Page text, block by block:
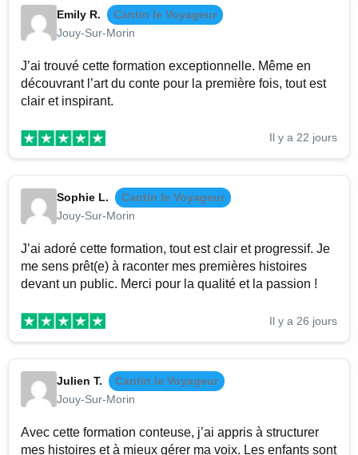
Emily R.
Cantin le Voyageur
Jouy-Sur-Morin
J’ai trouvé cette formation exceptionnelle. Même en
découvrant l’art du conte pour la première fois, tout est
clair et inspirant.
Il y a 22 jours
Sophie L.
Cantin le Voyageur
Jouy-Sur-Morin
J’ai adoré cette formation, tout est clair et progressif. Je
me sens prêt(e) à raconter mes premières histoires
devant un public. Merci pour la qualité et la passion !
Il y a 26 jours
Julien T.
Cantin le Voyageur
Jouy-Sur-Morin
Avec cette formation conteuse, j’ai appris à structurer
mes histoires et à mieux gérer ma voix. Les enfants sont